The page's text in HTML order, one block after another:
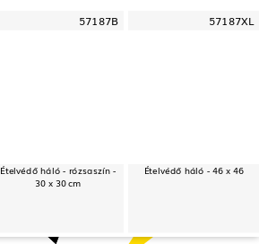
57187B
Ételvédő háló - rózsaszín -
30 x 30 cm
57187XL
Ételvédő háló - 46 x 46